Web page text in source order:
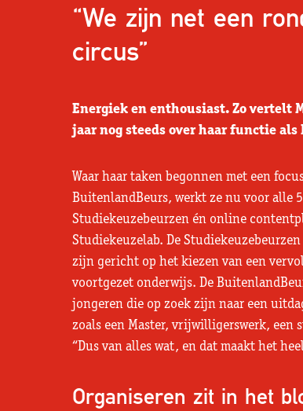
“We zijn net een
circus”
Energiek en enthousiast. Zo vertelt
jaar nog steeds over haar functie
Waar haar taken begonnen met een
BuitenlandBeurs, werkt ze nu voor alle
Studiekeuzebeurzen én online
Studiekeuzelab. De
zijn gericht op het kiezen van een
voortgezet onderwijs. De
jongeren die op zoek zijn naar een
zoals een Master, vrijwilligerswerk, een
“Dus van alles wat, en dat maakt het heel
Organiseren zit in het